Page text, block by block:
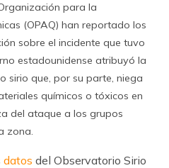
para la
(OPAQ) han reportado los
sobre el incidente que tuvo
estadounidense atribuyó la
sirio que, por su parte, niega
químicos o tóxicos en
del ataque a los grupos
zona.
datos del Observatorio Sirio